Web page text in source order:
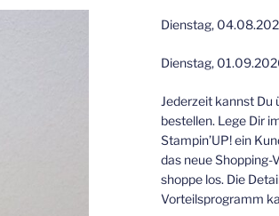
Dienstag,
Dienstag,
Jederzeit kannst Du
bestellen. Lege Dir
Stampin’UP! ein
das neue Shopping-
shoppe los. Die
Vorteilsprogramm